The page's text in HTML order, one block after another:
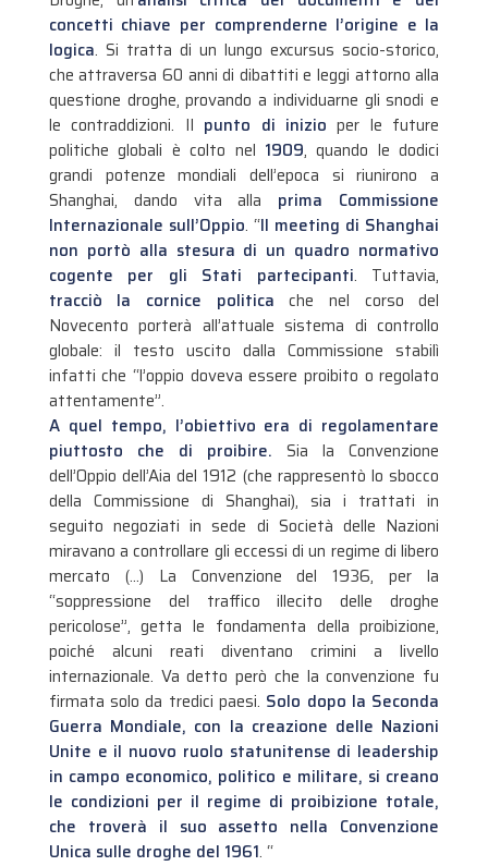
concetti chiave per comprenderne l’origine e la
logica. Si tratta di un lungo excursus socio-storico,
che attraversa 60 anni di dibattiti e leggi attorno alla
questione droghe, provando a individuarne gli snodi e
le contraddizioni. Il punto di inizio per le future
politiche globali è colto nel 1909, quando le dodici
grandi potenze mondiali dell’epoca si riunirono a
Shanghai, dando vita alla prima Commissione
Internazionale sull’Oppio. “Il meeting di Shanghai
non portò alla stesura di un quadro normativo
cogente per gli Stati partecipanti. Tuttavia,
tracciò la cornice politica che nel corso del
Novecento porterà all’attuale sistema di controllo
globale: il testo uscito dalla Commissione stabilì
infatti che “l’oppio doveva essere proibito o regolato
attentamente”.
A quel tempo, l’obiettivo era di regolamentare
piuttosto che di proibire. Sia la Convenzione
dell’Oppio dell’Aia del 1912 (che rappresentò lo sbocco
della Commissione di Shanghai), sia i trattati in
seguito negoziati in sede di Società delle Nazioni
miravano a controllare gli eccessi di un regime di libero
mercato (…) La Convenzione del 1936, per la
“soppressione del traffico illecito delle droghe
pericolose”, getta le fondamenta della proibizione,
poiché alcuni reati diventano crimini a livello
internazionale. Va detto però che la convenzione fu
firmata solo da tredici paesi. Solo dopo la Seconda
Guerra Mondiale, con la creazione delle Nazioni
Unite e il nuovo ruolo statunitense di leadership
in campo economico, politico e militare, si creano
le condizioni per il regime di proibizione totale,
che troverà il suo assetto nella Convenzione
Unica sulle droghe del 1961. “